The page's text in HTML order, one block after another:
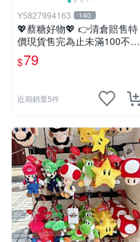
Y5827994163 140
💖蔡糖好物💖 👉清倉賠售特
價現貨售完為止未滿100不出
貨唷🔥❤️不帶配飾純手偶日版
巧虎刷牙手偶❤️親子互動說故
$79
近期銷量5件